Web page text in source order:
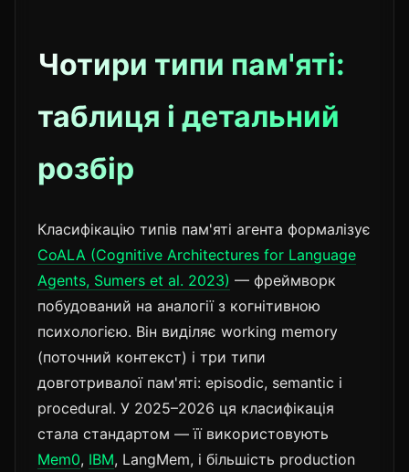
Чотири типи пам'яті:
таблиця і детальний
розбір
Класифікацію типів пам'яті агента формалізує
CoALA (Cognitive Architectures for Language
Agents, Sumers et al. 2023) — фреймворк
побудований на аналогії з когнітивною
психологією. Він виділяє working memory
(поточний контекст) і три типи
довготривалої пам'яті: episodic, semantic і
procedural. У 2025–2026 ця класифікація
стала стандартом — її використовують
Mem0, IBM, LangMem, і більшість production